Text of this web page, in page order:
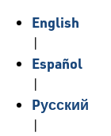
English
|
Español
|
Pусский
|